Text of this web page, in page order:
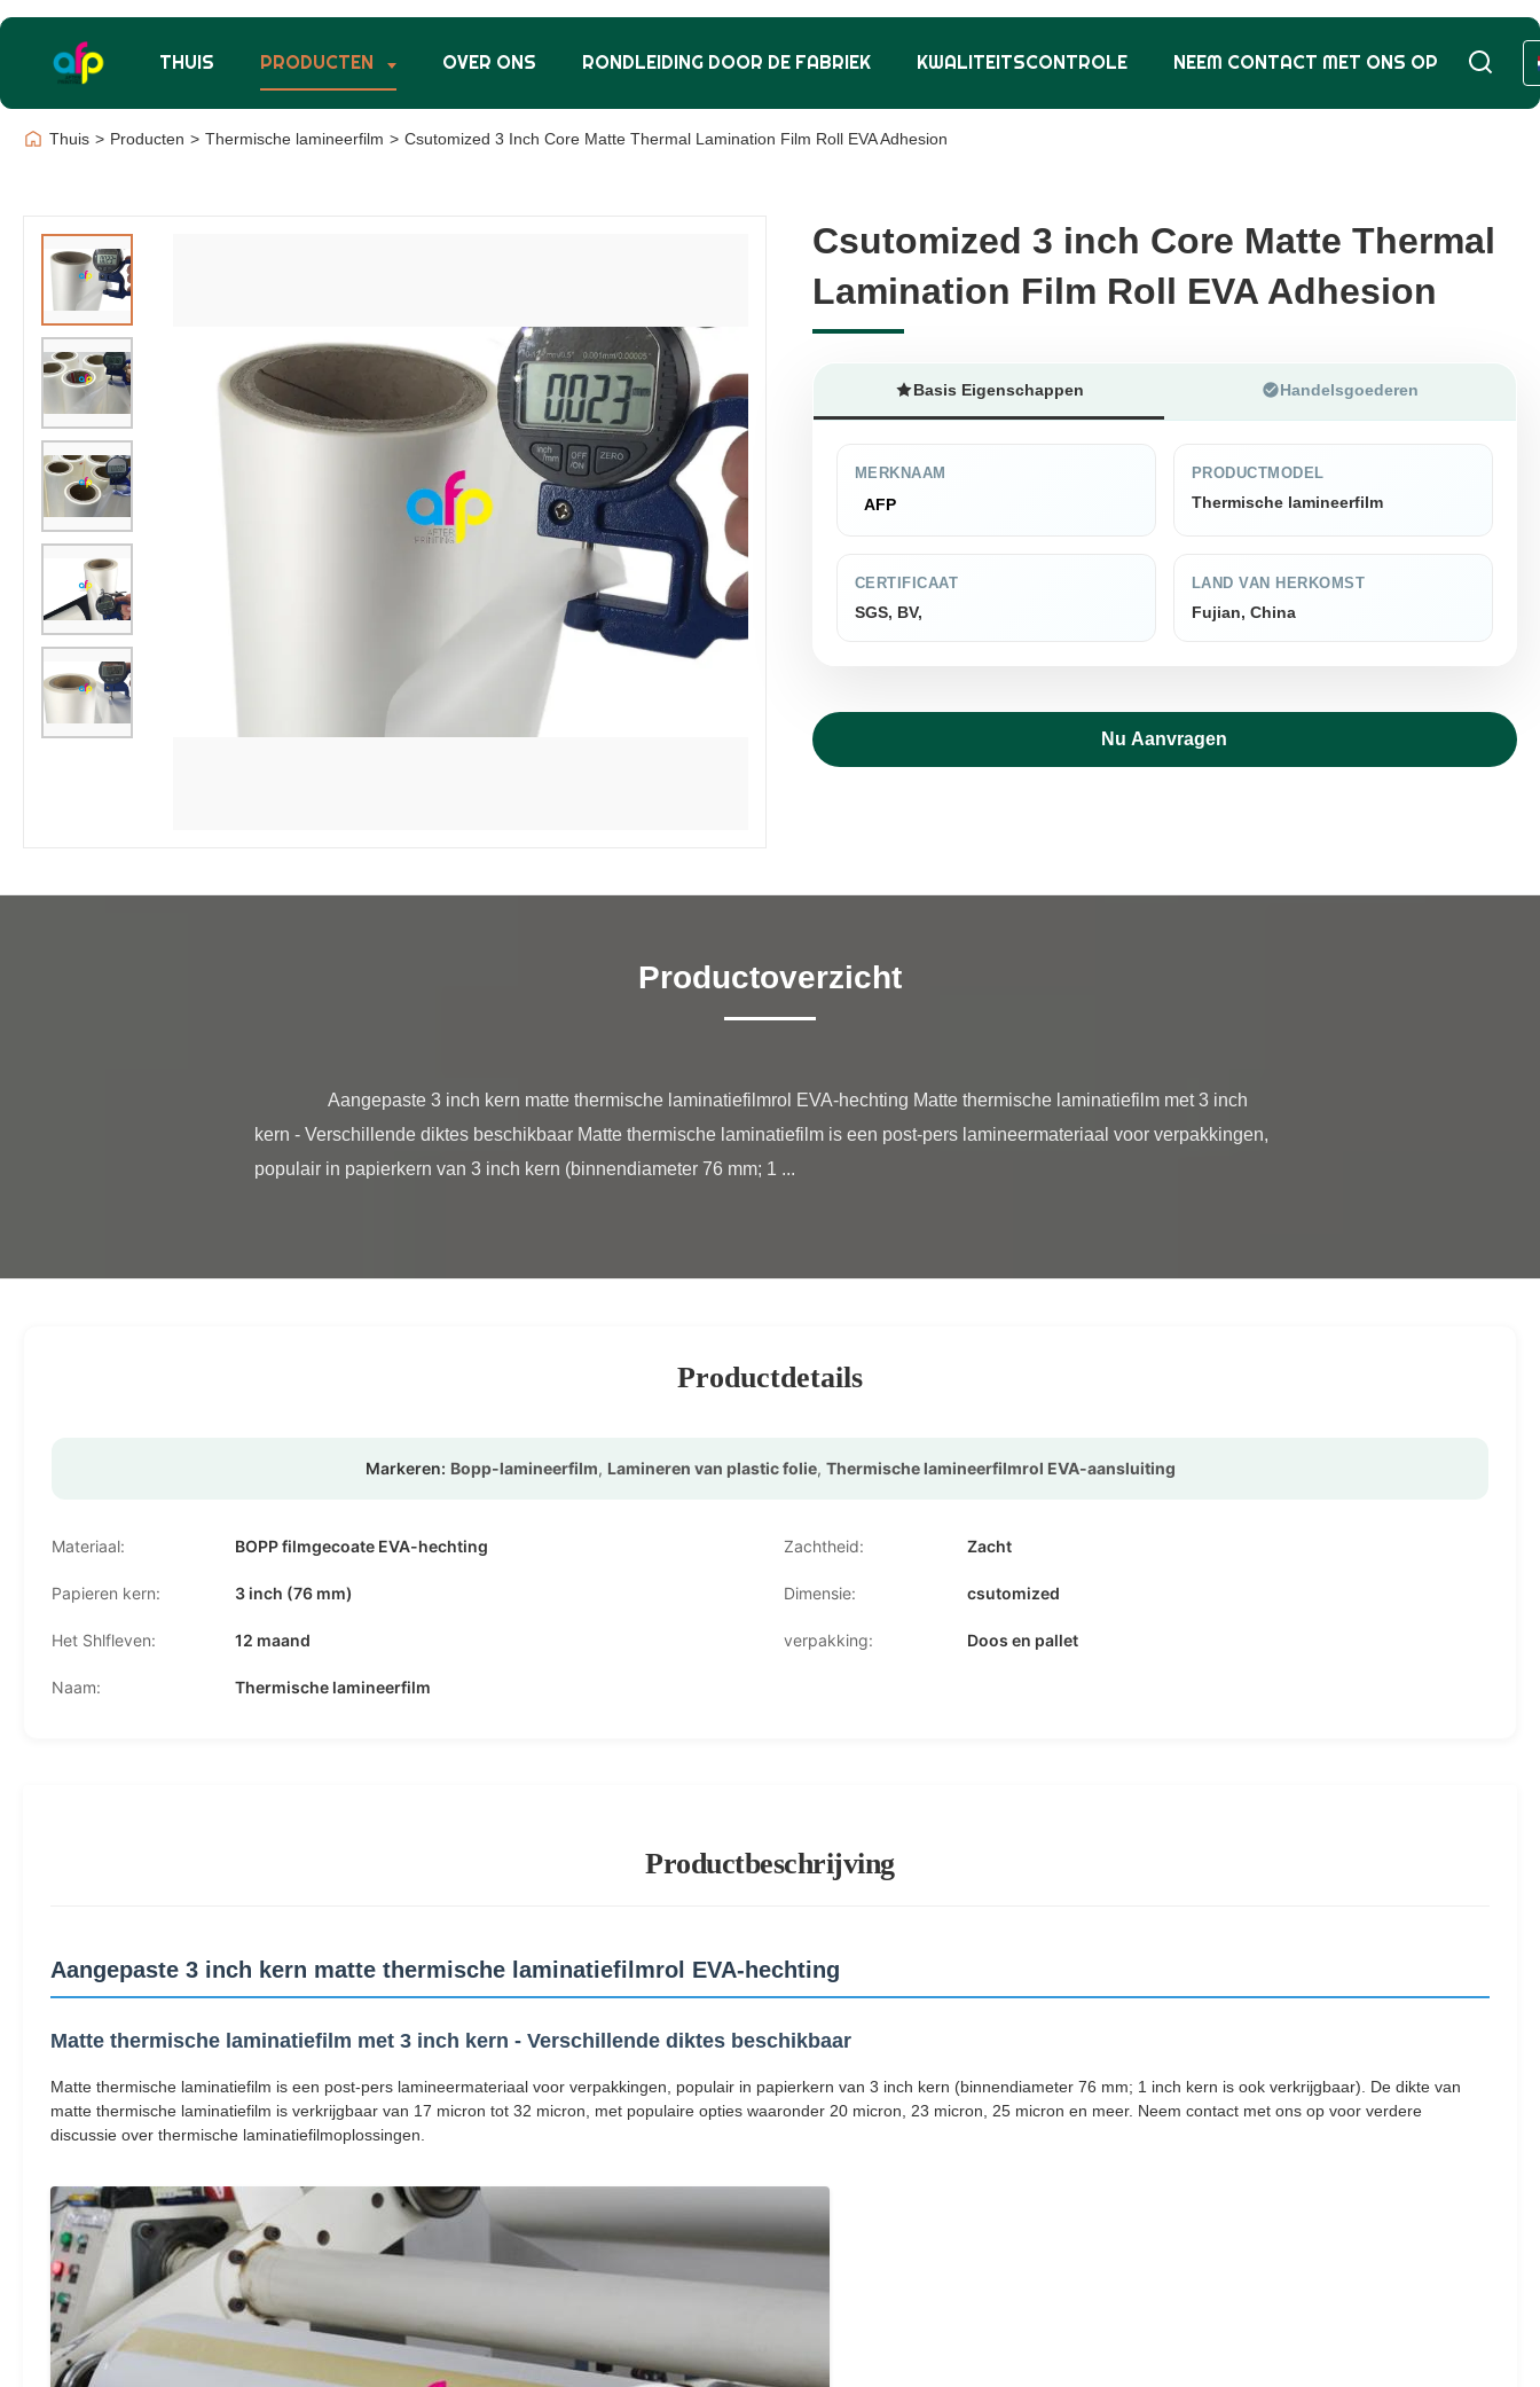
THUIS PRODUCTEN OVER ONS RONDLEIDING DOOR DE FABRIEK KWALITEITSCONTROLE NEEM CONTACT MET ONS OP
Thuis > Producten > Thermische lamineerfilm > Csutomized 3 Inch Core Matte Thermal Lamination Film Roll EVA Adhesion
Csutomized 3 inch Core Matte Thermal
Lamination Film Roll EVA Adhesion
Csutomized 3 inch Core Matte Thermal
Lamination Film Roll EVA Adhesion
Basis Eigenschappen Handelsgoederen
MERKNAAM
AFP
PRODUCTMODEL
Thermische lamineerfilm
CERTIFICAAT
SGS, BV,
LAND VAN HERKOMST
Fujian, China
Nu Aanvragen
Productoverzicht
kern - Verschillende diktes beschikbaar Matte thermische laminatiefilm is een post-pers lamineermateriaal voor verpakkingen,
populair in papierkern van 3 inch kern (binnendiameter 76 mm; 1 ...
Productdetails
Markeren: Bopp-lamineerfilm, Lamineren van plastic folie, Thermische lamineerfilmrol EVA-aansluiting
Materiaal: BOPP filmgecoate EVA-hechting Zachtheid: Zacht
Papieren kern: 3 inch (76 mm) Dimensie: csutomized
Het Shlfleven: 12 maand verpakking: Doos en pallet
Naam: Thermische lamineerfilm
Productbeschrijving
Aangepaste 3 inch kern matte thermische laminatiefilmrol EVA-hechting
Matte thermische laminatiefilm met 3 inch kern - Verschillende diktes beschikbaar
Matte thermische laminatiefilm is een post-pers lamineermateriaal voor verpakkingen, populair in papierkern van 3 inch kern (binnendiameter 76 mm; 1 inch kern is ook verkrijgbaar). De dikte van
matte thermische laminatiefilm is verkrijgbaar van 17 micron tot 32 micron, met populaire opties waaronder 20 micron, 23 micron, 25 micron en meer. Neem contact met ons op voor verdere
discussie over thermische laminatiefilmoplossingen.